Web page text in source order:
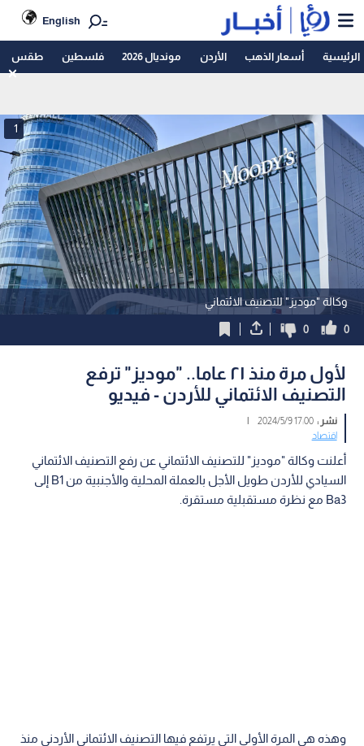
English
الرئيسية أسعار الذهب الأردن مونديال 2026 فلسطين طقس
وكالة "موديز" للتصنيف الائتماني
1
0
0
لأول مرة منذ ٢١ عاما.. "موديز" ترفع
التصنيف الائتماني للأردن - فيديو
نشر :17:00 2024/5/9
|
اقتصاد
أعلنت وكالة "موديز" للتصنيف الائتماني عن رفع التصنيف الائتماني
السيادي للأردن طويل الأجل بالعملة المحلية والأجنبية من B1 إلى
Ba3 مع نظرة مستقبلية مستقرة.
وهذه هي المرة الأولى التي يرتفع فيها التصنيف الائتماني الأردني منذ